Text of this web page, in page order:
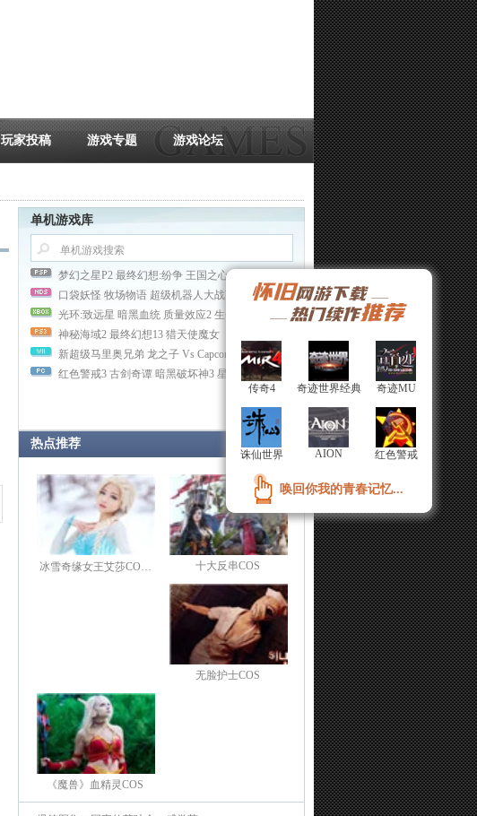
玩家投稿 游戏专题 游戏论坛
单机游戏库
梦幻之星P2 最终幻想:纷争 王国之心BBS
口袋妖怪 牧场物语 超级机器人大战W 符文工坊3
光环:致远星 暗黑血统 质量效应2 生化危机5
神秘海域2 最终幻想13 猎天使魔女
新超级马里奥兄弟 龙之子 Vs Capcom
红色警戒3 古剑奇谭 暗黑破坏神3 星际争霸2
热点推荐
冰雪奇缘女王艾莎CO… 十大反串COS
无脸护士COS
《魔兽》血精灵COS
传奇4 奇迹世界经典 奇迹MU
诛仙世界 AION 红色警戒
唤回你我的青春记忆...
传奇4 奇迹世界经典 奇迹MU
诛仙世界 AION 红色警戒
唤回你我的青春记忆...